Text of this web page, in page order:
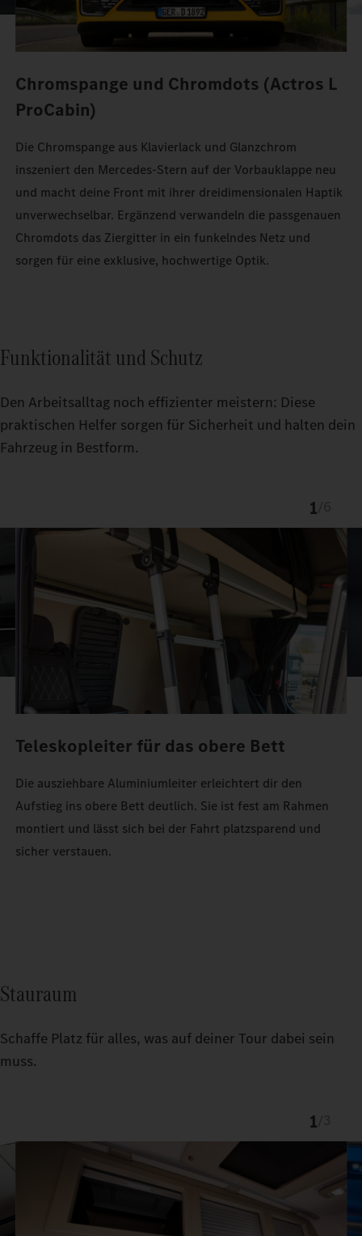
Chromspange und Chromdots (Actros L
ProCabin)
Die Chromspange aus Klavierlack und Glanzchrom
inszeniert den Mercedes‑Stern auf der Vorbauklappe neu
und macht deine Front mit ihrer dreidimensionalen Haptik
unverwechselbar. Ergänzend verwandeln die passgenauen
Chromdots das Ziergitter in ein funkelndes Netz und
sorgen für eine exklusive, hochwertige Optik.
Funktionalität und Schutz
Den Arbeitsalltag noch effizienter meistern: Diese
praktischen Helfer sorgen für Sicherheit und halten dein
Fahrzeug in Bestform.
1
Teleskopleiter für das obere Bett
Die ausziehbare Aluminiumleiter erleichtert dir den
Aufstieg ins obere Bett deutlich. Sie ist fest am Rahmen
montiert und lässt sich bei der Fahrt platzsparend und
sicher verstauen.
Stauraum
Schaffe Platz für alles, was auf deiner Tour dabei sein
muss.
1